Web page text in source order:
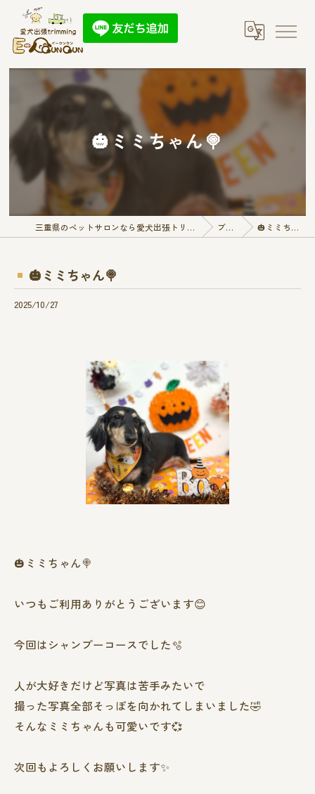
🎃ミミちゃん🍭
三重県のペットサロンなら愛犬出張トリミング E-QunQun ブログ 🎃ミミちゃん🍭
🎃ミミちゃん🍭
2025/10/27
🎃ミミちゃん🍭
いつもご利用ありがとうございます😊
今回はシャンプーコースでした🫧
人が大好きだけど写真は苦手みたいで
撮った写真全部そっぽを向かれてしまいました🤣
そんなミミちゃんも可愛いです‪💞‬
次回もよろしくお願いします✨